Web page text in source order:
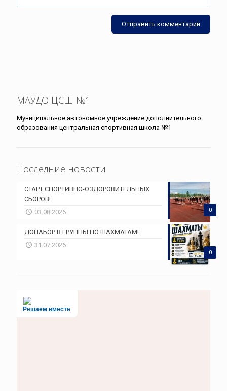
МАУДО ЦСШ №1
Муниципальное автономное учреждение дополнительного
образования центральная спортивная школа №1
Последние новости
0
СТАРТ СПОРТИВНО-ОЗДОРОВИТЕЛЬНЫХ
СБОРОВ!
03.08.2026
0
ДОНАБОР В ГРУППЫ ПО ШАХМАТАМ!
31.07.2026
Решаем вместе